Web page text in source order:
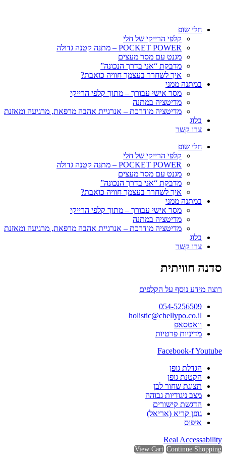
חלי שופ
קלפי הרייקי של חלי
POCKET POWER – מתנה קטנה גדולה
מגנט עם מסר מעצים
מדבקת “אני בדרך הנכונה”
איך לשחרר בעצמך חוויה כואבת?
במתנה ממני
מסר אישי עבורך – מתוך קלפי הרייקי
מדיטציה במתנה
מדיטציה מודרכת – אנרגיית אהבה מרפאת, מרגיעה ומאזנת
בלוג
צרו קשר
חלי שופ
קלפי הרייקי של חלי
POCKET POWER – מתנה קטנה גדולה
מגנט עם מסר מעצים
מדבקת “אני בדרך הנכונה”
איך לשחרר בעצמך חוויה כואבת?
במתנה ממני
מסר אישי עבורך – מתוך קלפי הרייקי
מדיטציה במתנה
מדיטציה מודרכת – אנרגיית אהבה מרפאת, מרגיעה ומאזנת
בלוג
צרו קשר
סדנה חוויתית
רוצה מידע נוסף על הקלפים
054-5256509
holistic@chellypo.co.il
וואטסאפ
מדיניות פרטיות
Facebook-fYoutube
הגדלת גופן
הקטנת גופן
תצוגת שחור לבן
מצב ניגודיות גבוהה
הדגשת קישורים
גופן קריא (אריאל)
איפוס
Real Accessability
View Cart Continue Shopping